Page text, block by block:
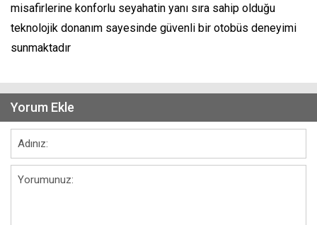
misafirlerine konforlu seyahatin yanı sıra sahip olduğu
teknolojik donanım sayesinde güvenli bir otobüs deneyimi
sunmaktadır
Yorum Ekle